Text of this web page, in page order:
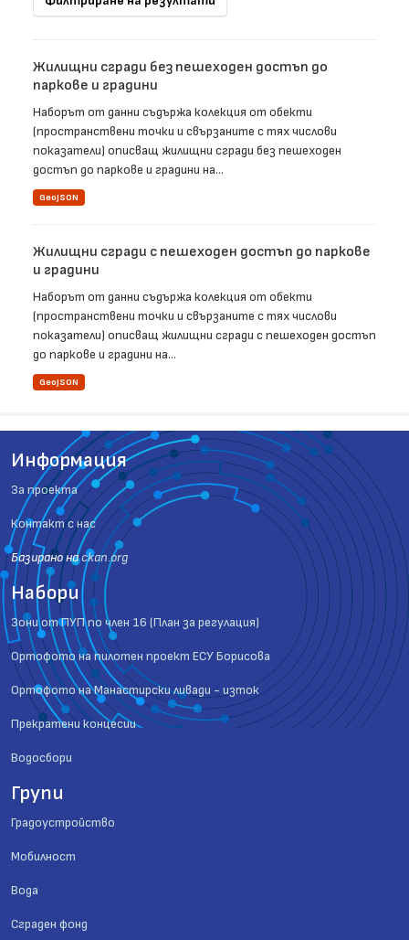
Жилищни сгради без пешеходен достъп до
паркове и градини
Наборът от данни съдържа колекция от обекти
(пространствени точки и свързаните с тях числови
показатели) описващ жилищни сгради без пешеходен
достъп до паркове и градини на...
GeoJSON
Жилищни сгради с пешеходен достъп до паркове
и градини
Наборът от данни съдържа колекция от обекти
(пространствени точки и свързаните с тях числови
показатели) описващ жилищни сгради с пешеходен достъп
до паркове и градини на...
GeoJSON
Информация
За проекта
Контакт с нас
Базиранo наckan.org
Набори
Зони от ПУП по член 16 (План за регулация)
Ортофото на пилотен проект ЕСУ Борисова
Ортофото на Манастирски ливади - изток
Прекратени концесии
Водосбори
Групи
Градоустройство
Мобилност
Вода
Сграден фонд